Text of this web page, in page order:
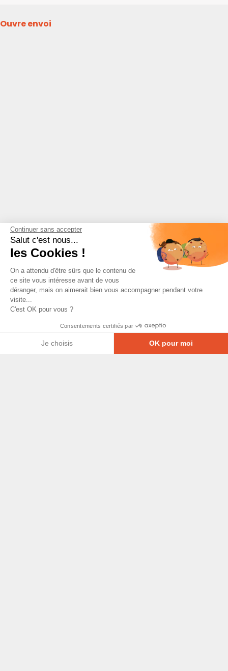
Ouvre envoi
Continuer sans accepter
Salut c'est nous...
les Cookies !
On a attendu d'être sûrs que le contenu de
ce site vous intéresse avant de vous
déranger, mais on aimerait bien vous accompagner pendant votre
visite...
C'est OK pour vous ?
Consentements certifiés par
Je choisis OK pour moi